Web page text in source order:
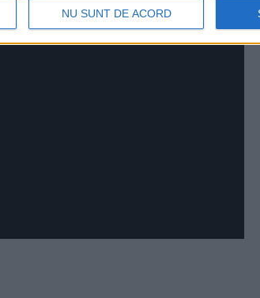
NU SUNT DE ACORD